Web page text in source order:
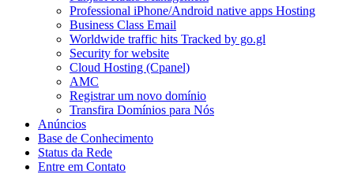
Professional iPhone/Android native apps Hosting
Business Class Email
Worldwide traffic hits Tracked by go.gl
Security for website
Cloud Hosting (Cpanel)
AMC
Registrar um novo domínio
Transfira Domínios para Nós
Anúncios
Base de Conhecimento
Status da Rede
Entre em Contato